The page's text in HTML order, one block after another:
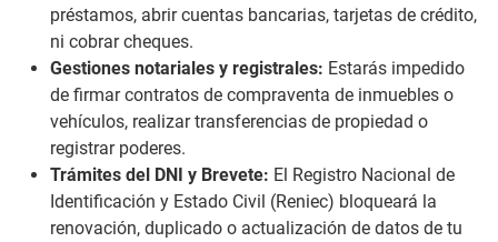
préstamos, abrir cuentas bancarias, tarjetas de crédito,
ni cobrar cheques.
Gestiones notariales y registrales: Estarás impedido
de firmar contratos de compraventa de inmuebles o
vehículos, realizar transferencias de propiedad o
registrar poderes.
Trámites del DNI y Brevete: El Registro Nacional de
Identificación y Estado Civil (Reniec) bloqueará la
renovación, duplicado o actualización de datos de tu